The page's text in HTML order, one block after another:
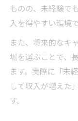
ものの、未経験で
入を得やすい環境で
また、将来的なキ
場を選ぶことで、
ます。実際に「未
して収入が増えた
す。